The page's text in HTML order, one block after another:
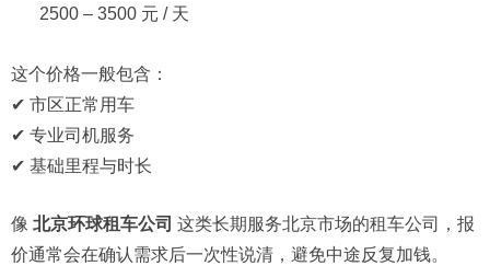
2500 – 3500 元 / 天
这个价格一般包含：
✔ 市区正常用车
✔ 专业司机服务
✔ 基础里程与时长
像 北京环球租车公司 这类长期服务北京市场的租车公司，报
价通常会在确认需求后一次性说清，避免中途反复加钱。